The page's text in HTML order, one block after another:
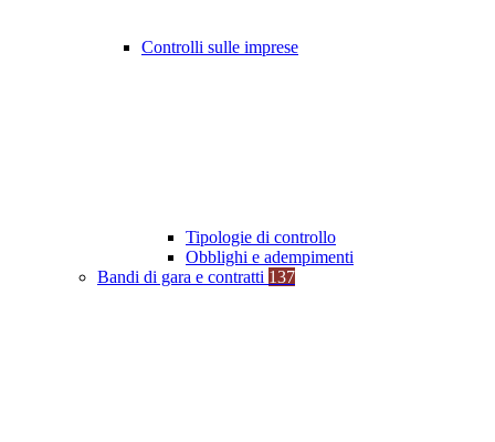
Controlli sulle imprese
Tipologie di controllo
Obblighi e adempimenti
Bandi di gara e contratti 137